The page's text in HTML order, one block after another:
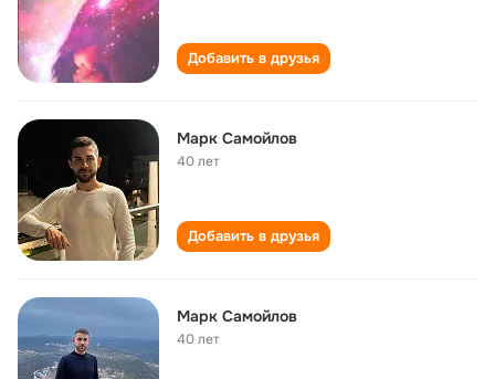
Добавить в друзья
Марк Самойлов
40 лет
Добавить в друзья
Марк Самойлов
40 лет